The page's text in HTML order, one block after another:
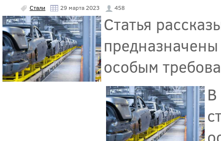
Стали 29 марта 2023 458
Статья
особым
В